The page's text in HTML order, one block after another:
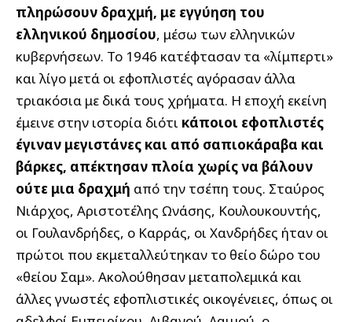
πληρώσουν δραχμή, με εγγύηση του
ελληνικού δημοσίου, μέσω των ελληνικών
κυβερνήσεων. Το 1946 κατέφτασαν τα «λίμπερτι»
και λίγο μετά οι εφοπλιστές αγόρασαν άλλα
τριακόσια με δικά τους χρήματα. Η εποχή εκείνη
έμεινε στην ιστορία διότι κάποιοι εφοπλιστές
έγιναν μεγιστάνες και από σαπιοκάραβα και
βάρκες, απέκτησαν πλοία χωρίς να βάλουν
ούτε μια δραχμή από την τσέπη τους. Σταύρος
Νιάρχος, Αριστοτέλης Ωνάσης, Κουλουκουντής,
οι Γουλανδρήδες, ο Καρράς, οι Χανδρήδες ήταν οι
πρώτοι που εκμεταλλεύτηκαν το θείο δώρο του
«θείου Σαμ». Ακολούθησαν μεταπολεμικά και
άλλες γνωστές εφοπλιστικές οικογένειες, όπως οι